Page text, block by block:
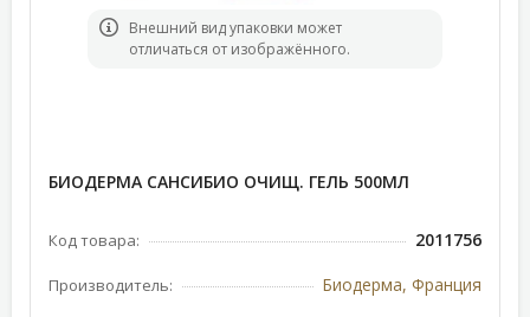
Bнешний вид упаковки может
отличаться от изображённого.
БИОДЕРМА САНСИБИО ОЧИЩ. ГЕЛЬ 500МЛ
Код товара: 2011756
Производитель: Биодерма, Франция